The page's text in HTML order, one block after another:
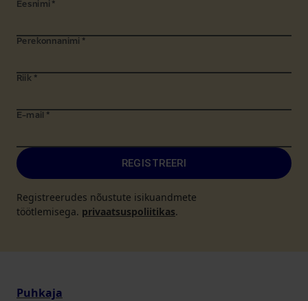
Eesnimi *
Perekonnanimi *
Riik *
E-mail *
REGISTREERI
Registreerudes nõustute isikuandmete
töötlemisega. privaatsuspoliitikas.
Puhkaja